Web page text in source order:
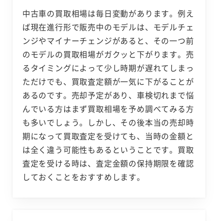
中古車の買取相場は毎日変動があります。例え
ば現在進行形で販売中のモデルは、モデルチェ
ンジやマイナーチェンジがあると、その一つ前
のモデルの買取相場がガクッと下がります。売
るタイミングによって少し時期が遅れてしまっ
ただけでも、買取査定額が一気に下がることが
あるのです。売却予定があり、車検切れまで悩
んでいる方はまず買取相場を予め調べてみる方
も多いでしょう。しかし、その後本当の売却時
期になって買取査定を受けても、当時の金額と
は全く違う可能性もあるということです。買取
査定を受ける時は、査定金額の保持期限を確認
しておくことをおすすめします。